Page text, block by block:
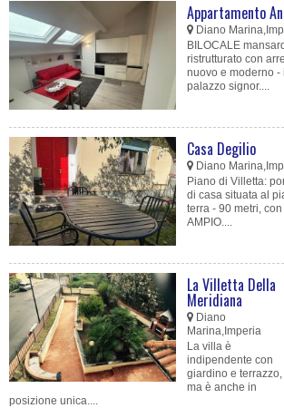
Appartamento
Diano
BILOCALE
ristrutturato con
nuovo e moderno -
palazzo signor....
Casa Degilio
Diano
Piano di Villetta:
di casa situata al
terra - 90 metri, con
AMPIO....
La Villetta Della
Meridiana
Diano
Marina,Imperia
La villa è
indipendente con
giardino e terrazzo,
ma è anche in
posizione unica....